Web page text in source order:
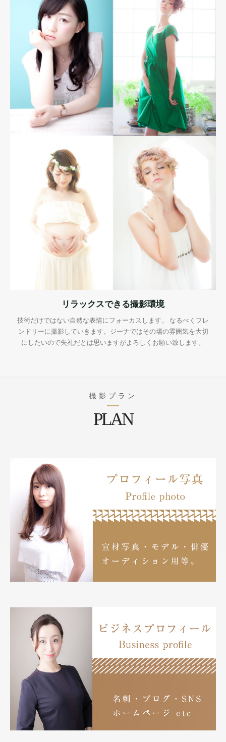
リラックスできる撮影環境
技術だけではない自然な表情にフォーカスします。 なるべくフレ
ンドリーに撮影していきます。ジーナではその場の雰囲気を大切
にしたいので失礼だとは思いますがよろしくお願い致します。
撮影プラン
PLAN